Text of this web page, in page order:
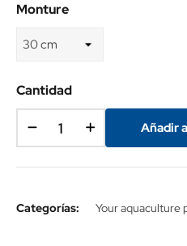
Monture
Cantidad
Añadir
Categorías: Your aquaculture